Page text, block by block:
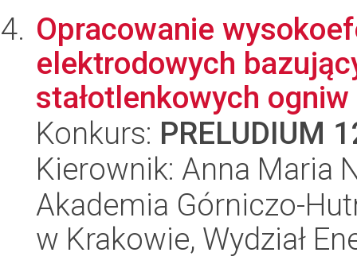
Opracowanie
elektrodowych
stałotlenkowych
Konkurs: PRELUDIUM
Kierownik: Anna Maria
Akademia Górniczo-
w Krakowie, Wydział